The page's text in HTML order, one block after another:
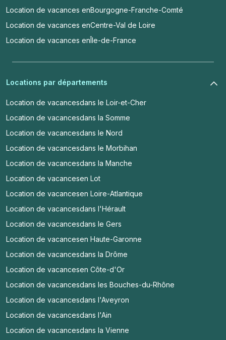
Location de vacances enBourgogne-Franche-Comté
Location de vacances enCentre-Val de Loire
Location de vacances en Île-de-France
Locations par départements
Location de vacancesdans le Loir-et-Cher
Location de vacancesdans la Somme
Location de vacancesdans le Nord
Location de vacancesdans le Morbihan
Location de vacancesdans la Manche
Location de vacancesen Lot
Location de vacancesen Loire-Atlantique
Location de vacancesdans l'Hérault
Location de vacancesdans le Gers
Location de vacancesen Haute-Garonne
Location de vacancesdans la Drôme
Location de vacancesen Côte-d'Or
Location de vacancesdans les Bouches-du-Rhône
Location de vacancesdans l'Aveyron
Location de vacancesdans l'Ain
Location de vacancesdans la Vienne